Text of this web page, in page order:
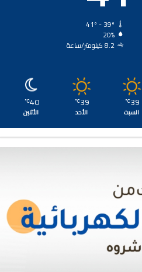
20%
8.2 كيلومتر/ساعة
39
℃
السبت
39
℃
الأحد
40
℃
الأثنين